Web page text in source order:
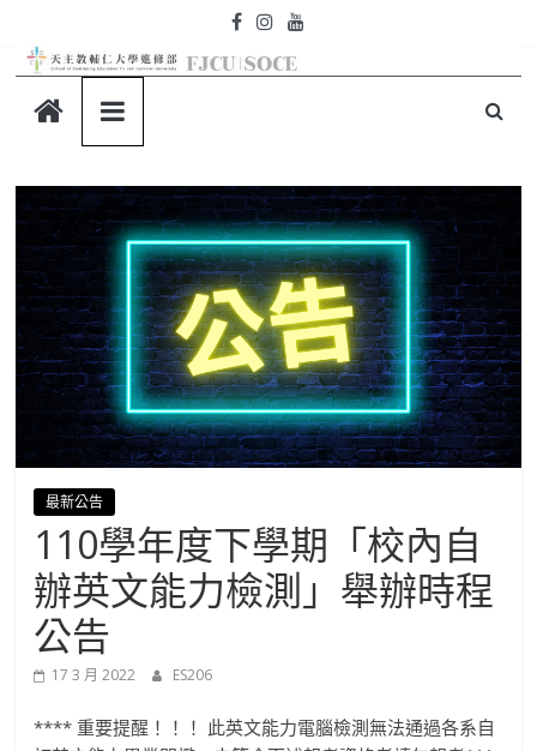
content
天
主
教
輔
仁
大
學-
進
修
部
最新公告
110學年度下學期「校內自
辦英文能力檢測」舉辦時程
公告
17 3 月 2022 ES206
**** 重要提醒！！！ 此英文能力電腦檢測無法通過各系自